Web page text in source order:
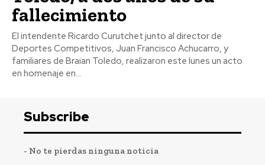
fallecimiento
El intendente Ricardo Curutchet junto al director de
Deportes Competitivos, Juan Francisco Achucarro, y
familiares de Braian Toledo, realizaron este lunes un acto
en homenaje en...
Subscribe
- No te pierdas ninguna noticia